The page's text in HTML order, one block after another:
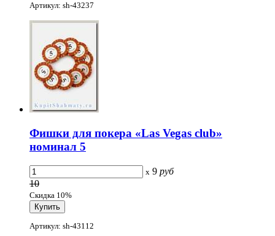
Артикул: sh-43237
Фишки для покера «Las Vegas club»
номинал 5
x 9 руб
10
Скидка 10%
Артикул: sh-43112